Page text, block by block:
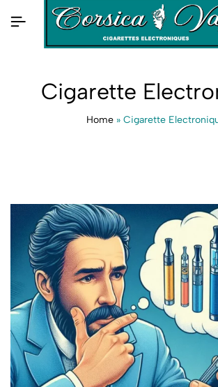
Cigarette
Home » Cigarette